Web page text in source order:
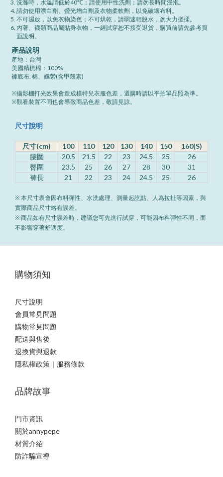
洗滌時，水溫請低於40℃；請使用中性洗劑；請勿長時間浸泡。
請勿使用漂白劑、螢光增白劑及衣物柔軟劑，以免破壞布料。
不可濕放，以免衣物染色；不可烘乾，請弱速輕脫水，勿大力搓揉。
內著、襪類商品屬貼身衣物，一經試穿恕不接受退貨，購買前請先參考頁
面說明。
產品說明
產地：台灣
美國精梳棉：100%
褲底布: 棉、嫘縈(含甲殼素)
※攝影棚打光效果會造成模特兒衣服色差，選購時請以平拍單品照為準。
※觀看裝置不同也會導致商品色差，敬請見諒。
尺寸說明
尺寸(cm) 100 110 120 130 140 150
160(S)
腰圍
20.5 21.5 22 23 24.5 25
26
臀圍
23.5 25 26 27 28 30
31
褲長
21 22 23 24 24.5 25 26
※ 本尺寸表會因布料彈性、水洗處理、測量起訖點、人為拉扯等因素，與
實際商品尺寸略有誤差。
※ 商品如有尺寸誤差時，建議您可先進行試穿，可能因布料彈性不同，而
不影響穿著舒適度。
購物須知
尺寸說明
會員常見問題
購物常見問題
配送與售後
退換貨與退款
隱私權政策｜服務條款
品牌故事
門市資訊
關於annypepe
材質介紹
防詐騙宣導